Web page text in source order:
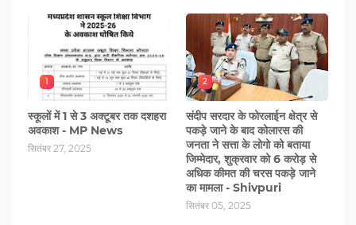
1
स्कूलों में 1 से 3 अक्टूबर तक दशहरा
अवकाश - MP News
सितंबर 27, 2025
2
संदीप सरदार के फोरलाईन क्षेत्र से
पकड़े जाने के बाद कोलारस की
जनता ने सत्ता के लोगो को बताया
जिम्मेदार, शुक्रवार को 6 करोड़ से
अधिक कीमत की चरस पकड़े जाने
का मामला - Shivpuri
सितंबर 05, 2025